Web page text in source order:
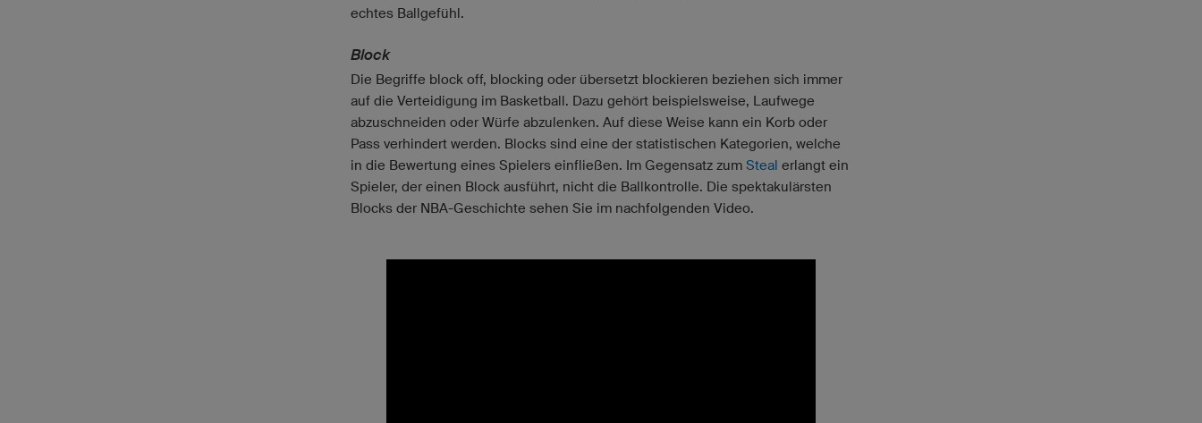
echtes Ballgefühl.
Block
Die Begriffe block off, blocking oder übersetzt blockieren beziehen sich immer
auf die Verteidigung im Basketball. Dazu gehört beispielsweise, Laufwege
abzuschneiden oder Würfe abzulenken. Auf diese Weise kann ein Korb oder
Pass verhindert werden. Blocks sind eine der statistischen Kategorien, welche
in die Bewertung eines Spielers einfließen. Im Gegensatz zum Steal erlangt ein
Spieler, der einen Block ausführt, nicht die Ballkontrolle. Die spektakulärsten
Blocks der NBA-Geschichte sehen Sie im nachfolgenden Video.